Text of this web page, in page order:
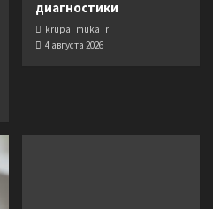
диагностики
krupa_muka_r
4 августа 2026